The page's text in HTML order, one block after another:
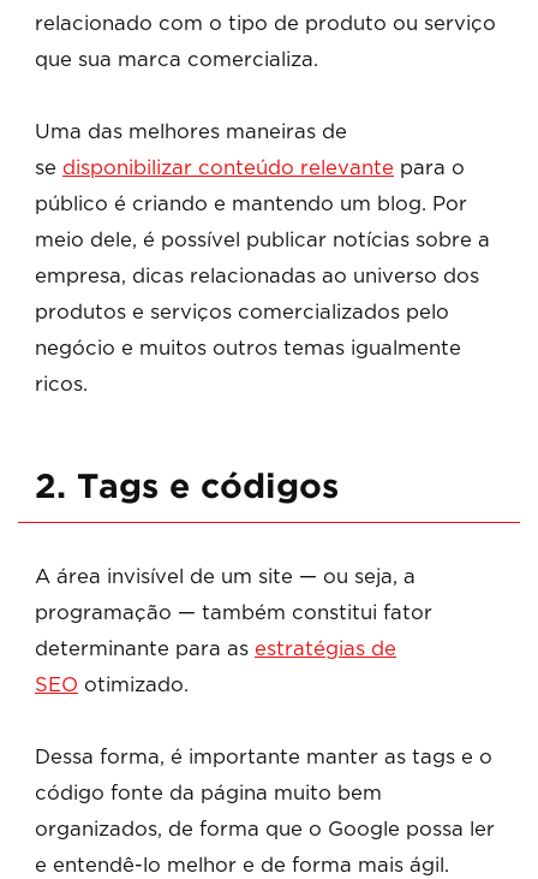
relacionado com o tipo de produto ou serviço
que sua marca comercializa.
Uma das melhores maneiras de
se disponibilizar conteúdo relevante para o
público é criando e mantendo um blog. Por
meio dele, é possível publicar notícias sobre a
empresa, dicas relacionadas ao universo dos
produtos e serviços comercializados pelo
negócio e muitos outros temas igualmente
ricos.
2. Tags e códigos
A área invisível de um site — ou seja, a
programação — também constitui fator
determinante para as estratégias de
SEO otimizado.
Dessa forma, é importante manter as tags e o
código fonte da página muito bem
organizados, de forma que o Google possa ler
e entendê-lo melhor e de forma mais ágil.